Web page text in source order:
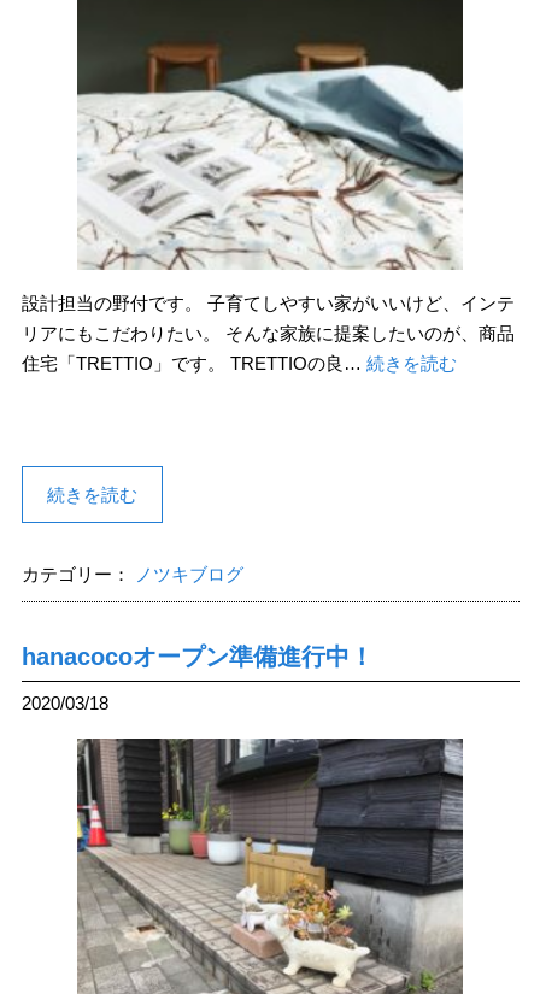
設計担当の野付です。 子育てしやすい家がいいけど、インテ
リアにもこだわりたい。 そんな家族に提案したいのが、商品
住宅「TRETTIO」です。 TRETTIOの良… 続きを読む
続きを読む
カテゴリー： ノツキブログ
hanacocoオープン準備進行中！
2020/03/18